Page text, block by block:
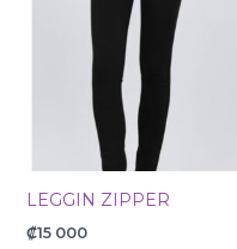
LEGGIN ZIPPER
₡15 000